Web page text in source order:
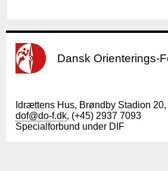
Dansk Orienterings-
Idrættens Hus, Brøndby Stadion
dof@do-f.dk, (+45) 2937 7093
Specialforbund under DIF